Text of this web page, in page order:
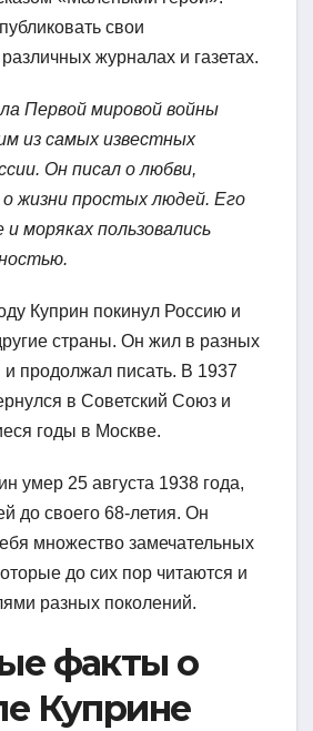
свои
журналах и газетах.
Первой мировой войны
из самых известных
Он писал о любви,
о жизни простых людей. Его
и моряках пользовались
Куприн покинул Россию и
страны. Он жил в разных
продолжал писать. В 1937
в Советский Союз и
годы в Москве.
умер 25 августа 1938 года,
до своего 68-летия. Он
множество замечательных
до сих пор читаются и
разных поколений.
факты о
Куприне